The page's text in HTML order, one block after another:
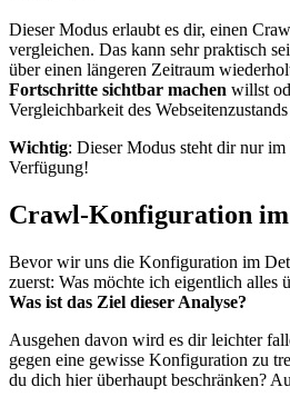
Dieser Modus erlaubt es dir, einen
vergleichen. Das kann sehr praktisch
über einen längeren Zeitraum
Fortschritte sichtbar machen willst
Vergleichbarkeit des
Wichtig: Dieser Modus steht dir nur
Verfügung!
Crawl-Konfiguration
Bevor wir uns die Konfiguration im
zuerst: Was möchte ich eigentlich alles
Was ist das Ziel dieser Analyse?
Ausgehen davon wird es dir leichter
gegen eine gewisse Konfiguration zu
du dich hier überhaupt beschränken?